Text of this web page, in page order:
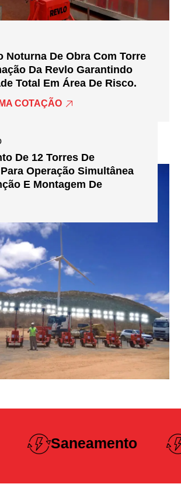
Noturna De Obra Com Torre
Da Revlo Garantindo
Total Em Área De Risco.
COTAÇÃO
De 12 Torres De
Operação Simultânea
E Montagem De
Construção
Pesada